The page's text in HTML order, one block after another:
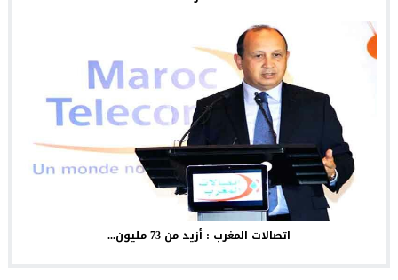
اتصالات المغرب : أزيد من 73 مليون...